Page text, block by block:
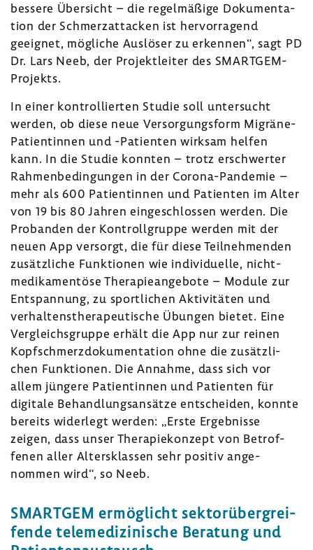
bessere Über­sicht – die regel­mä­ßige Doku­men­ta­
tion der Schmer­z­at­ta­cken ist hervor­ra­gend
geeignet, mögliche Auslöser zu erkennen“, sagt PD
Dr. Lars Neeb, der Projekt­leiter des SMARTGEM-​
Projekts.
In einer kontrol­lierten Studie soll unter­sucht
werden, ob diese neue Versor­gungs­form Migräne-​
Patientinnen und -​Patienten wirksam helfen
kann. In die Studie konnten – trotz erschwerter
Rahmen­be­din­gungen in der Corona-​Pandemie –
mehr als 600 Pati­en­tinnen und Pati­enten im Alter
von 19 bis 80 Jahren einge­schlossen werden. Die
Probanden der Kontroll­gruppe werden mit der
neuen App versorgt, die für diese Teil­neh­menden
zusätz­liche Funk­tionen wie indi­vi­du­elle, nicht-​
medikamentöse Thera­pie­an­ge­bote – Module zur
Entspan­nung, zu sport­li­chen Akti­vi­täten und
verhal­tens­the­ra­peu­ti­sche Übungen bietet. Eine
Vergleichs­gruppe erhält die App nur zur reinen
Kopf­schmerz­do­ku­men­ta­tion ohne die zusätz­li­
chen Funk­tionen. Die Annahme, dass sich vor
allem jüngere Pati­en­tinnen und Pati­enten für
digi­tale Behand­lungs­an­sätze entscheiden, konnte
bereits wider­legt werden: „Erste Ergeb­nisse
zeigen, dass unser Thera­pie­kon­zept von Betrof­
fenen aller Alters­klassen sehr positiv ange­
nommen wird“, so Neeb.
SMARTGEM ermög­licht sektor­über­grei­
fende tele­me­di­zi­ni­sche Bera­tung und